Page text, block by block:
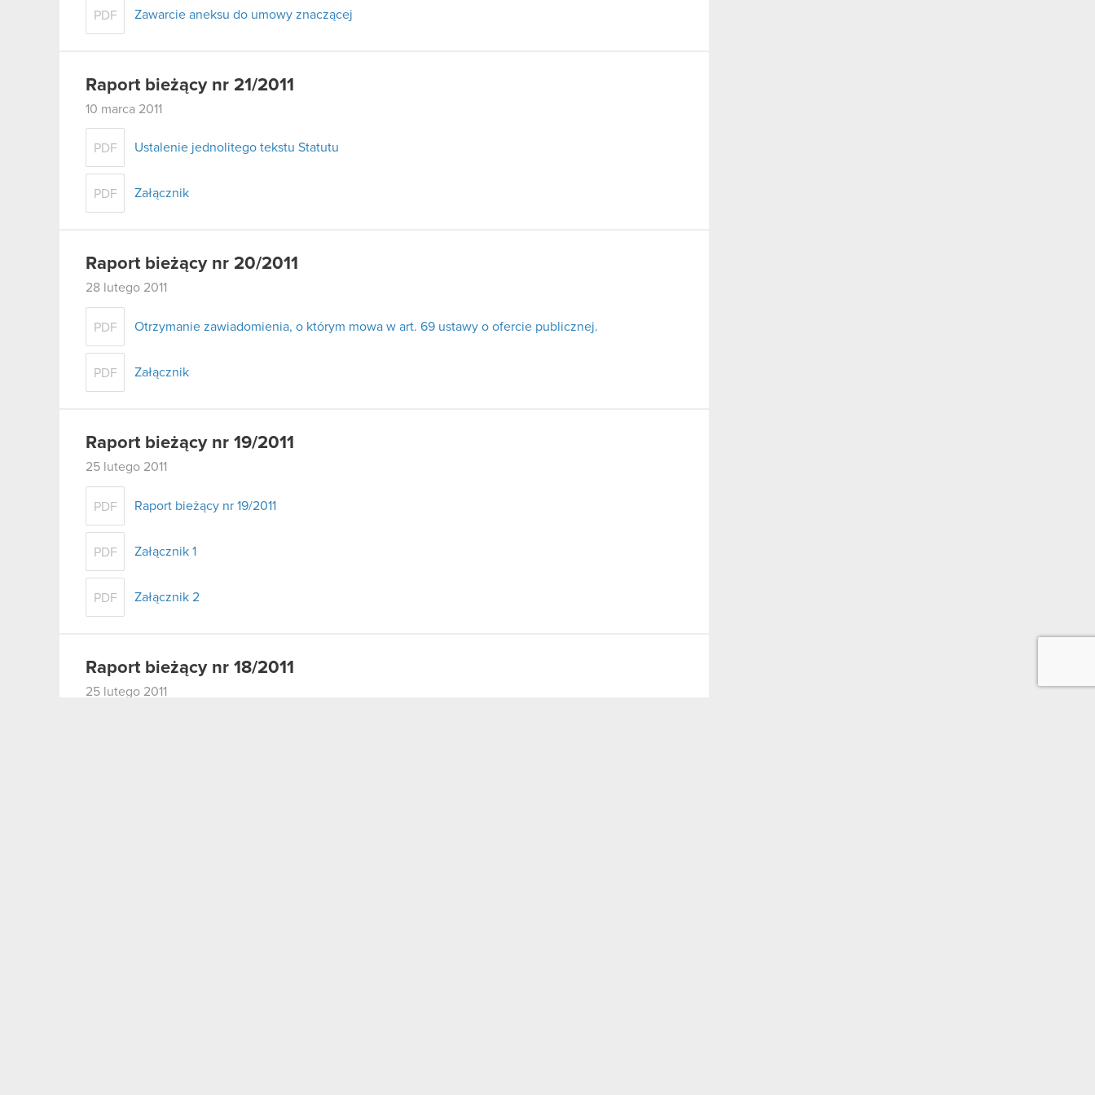
PDF Zawarcie aneksu do umowy znaczącej
Raport bieżący nr 21/2011
10 marca 2011
PDF Ustalenie jednolitego tekstu Statutu
PDF Załącznik
Raport bieżący nr 20/2011
28 lutego 2011
PDF Otrzymanie zawiadomienia, o którym mowa w art. 69 ustawy o ofercie publicznej.
PDF Załącznik
Raport bieżący nr 19/2011
25 lutego 2011
PDF Raport bieżący nr 19/2011
PDF Załącznik 1
PDF Załącznik 2
Raport bieżący nr 18/2011
25 lutego 2011